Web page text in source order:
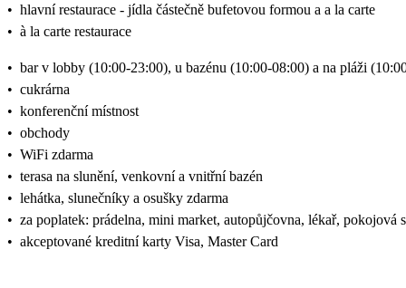
• hlavní restaurace - jídla částečně bufetovou formou a a la carte
• à la carte restaurace
• bar v lobby (10:00-23:00), u bazénu (10:00-08:00) a na pláži
• cukrárna
• konferenční místnost
• obchody
• WiFi zdarma
• terasa na slunění, venkovní a vnitřní bazén
• lehátka, slunečníky a osušky zdarma
• za poplatek: prádelna, mini market, autopůjčovna, lékař, pokojová
• akceptované kreditní karty Visa, Master Card